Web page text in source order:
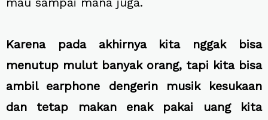
Karena pada akhirnya kita nggak bisa
menutup mulut banyak orang, tapi kita bisa
ambil earphone dengerin musik kesukaan
dan tetap makan enak pakai uang kita